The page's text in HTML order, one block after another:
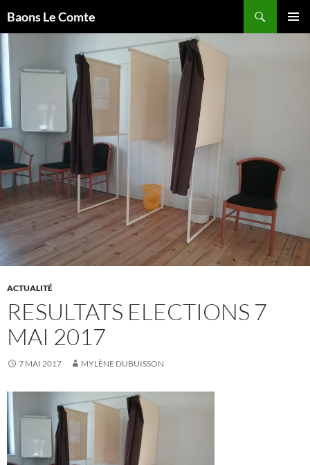
auBaons Le Comte
ACTUALITÉ
RESULTATS ELECTIONS 7
MAI 2017
7 MAI 2017 MYLÈNE DUBUISSON